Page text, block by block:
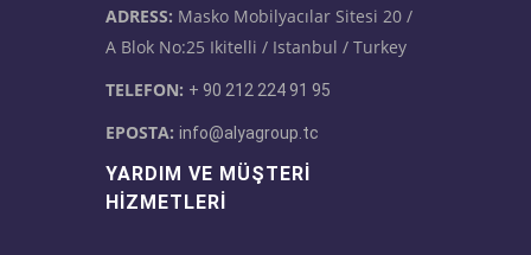
ADRESS: Masko Mobilyacılar Sitesi 20 /
A Blok No:25 Ikitelli / Istanbul / Turkey
TELEFON: + 90 212 224 91 95
EPOSTA: info@alyagroup.tc
YARDIM VE MÜŞTERI
HIZMETLERI